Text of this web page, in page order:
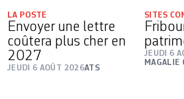
LA POSTE
Envoyer une lettre
coûtera plus cher en
2027
JEUDI 6 AOÛT 2026ATS
SITES
JEUDI 6
MAGALIE